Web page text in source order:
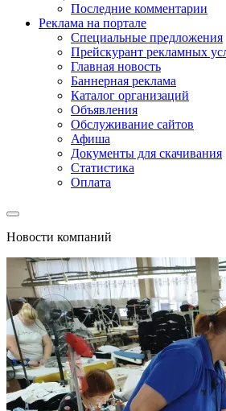
Последние комментарии
Реклама на портале
Специальные предложения
Прейскурант рекламных
Главная новость
Баннерная реклама
Каталог организаций
Объявления
Обслуживание сайтов
Афиша
Документы для скачивания
Статистика
Оплата
Новости компаний